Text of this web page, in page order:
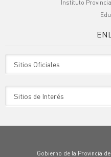
Instituto
Gobierno de la Provincia